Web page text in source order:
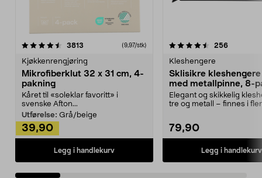
3813 anmeldelser(9,97/stk)
Kjøkkenrengjøring
Mikrofiberklut 32 x 31 cm, 4-
pakning
Kåret til «soleklar favoritt» i
svenske Afton...
Utførelse: Grå/beige
39,90
Legg i handlekurv
4.5av 5 stjerner 256
Kleshengere
Sklisikre
med metallpinne, 8-
Elegant og skikkelig
tre og metall – finnes i
79,90
Legg i handlekurv
4.5av 5 stjerner